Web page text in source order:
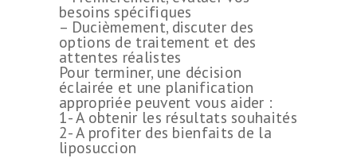
besoins spécifiques
– Ducièmement, discuter des
options de traitement et des
attentes réalistes
Pour terminer, une décision
éclairée et une planification
appropriée peuvent vous aider :
1- A obtenir les résultats souhaités
2- A profiter des bienfaits de la
liposuccion